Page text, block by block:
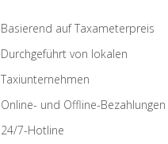
Basierend auf Taxameterpreis
Durchgeführt von lokalen
Taxiunternehmen
Online- und Offline-Bezahlungen
24/7-Hotline